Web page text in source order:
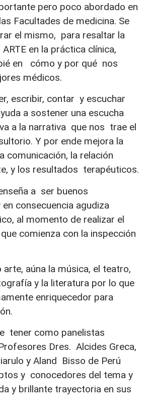
pero poco abordado en
Facultades de medicina. Se
el mismo, para resaltar la
en la práctica clínica,
en cómo y por qué nos
médicos.
escribir, contar y escuchar
a sostener una escucha
a la narrativa que nos trae el
Y por ende mejora la
comunicación, la relación
y los resultados terapéuticos.
a ser buenos
consecuencia agudiza
al momento de realizar el
comienza con la inspección
arte, aúna la música, el teatro,
y la literatura por lo que
enriquecedor para
tener como panelistas
Dres. Alcides Greca,
y Aland Bisso de Perú
y conocedores del tema y
y brillante trayectoria en sus